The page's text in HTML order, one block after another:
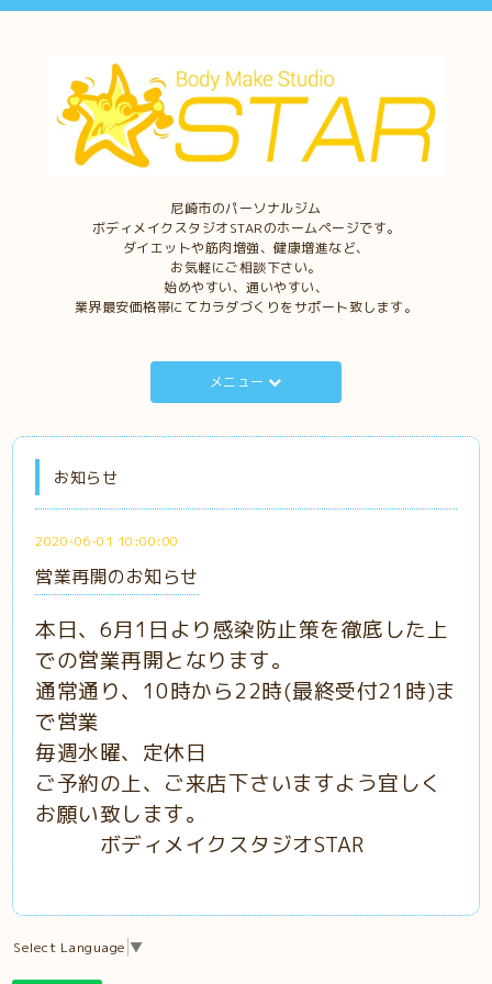
尼崎市のパーソナルジム
ボディメイクスタジオSTARのホームページです。
ダイエットや筋肉増強、健康増進など、
お気軽にご相談下さい。
始めやすい、通いやすい、
業界最安価格帯にてカラダづくりをサポート致します。
メニュー
お知らせ
2020-06-01 10:00:00
営業再開のお知らせ
本日、6月1日より感染防止策を徹底した上
での営業再開となります。
通常通り、10時から22時(最終受付21時)ま
で営業
毎週水曜、定休日
ご予約の上、ご来店下さいますよう宜しく
お願い致します。
ボディメイクスタジオSTAR
Select Language ▼